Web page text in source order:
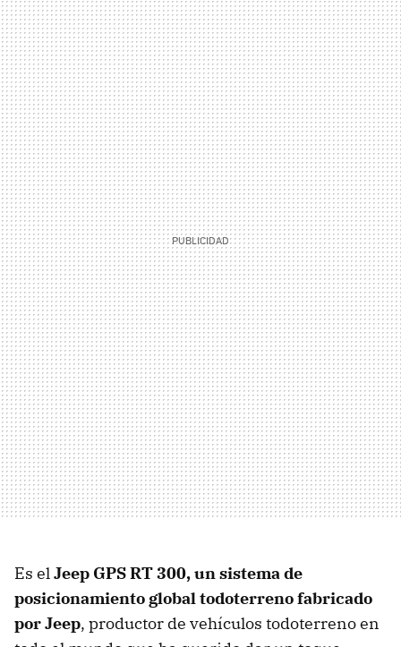
Es elJeep GPS RT 300, un sistema de
posicionamiento global todoterreno fabricado
por Jeep, productor de vehículos todoterreno en